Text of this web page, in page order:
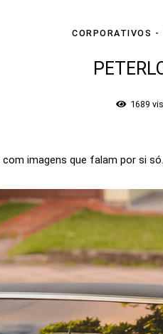
CORPORATIVOS
1689
imagens que falam por si só.